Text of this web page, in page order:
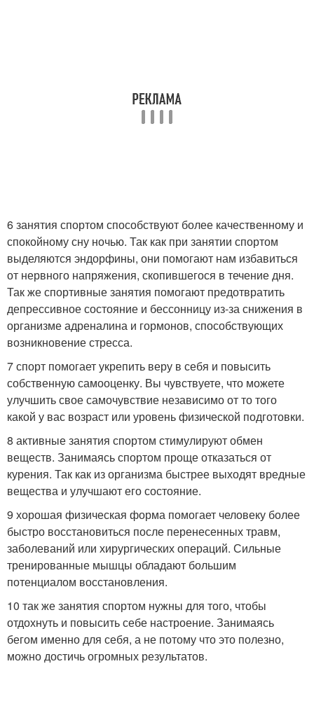
6 занятия спортом способствуют более качественному и
спокойному сну ночью. Так как при занятии спортом
выделяются эндорфины, они помогают нам избавиться
от нервного напряжения, скопившегося в течение дня.
Так же спортивные занятия помогают предотвратить
депрессивное состояние и бессонницу из-за снижения в
организме адреналина и гормонов, способствующих
возникновение стресса.
7 спорт помогает укрепить веру в себя и повысить
собственную самооценку. Вы чувствуете, что можете
улучшить свое самочувствие независимо от то того
какой у вас возраст или уровень физической подготовки.
8 активные занятия спортом стимулируют обмен
веществ. Занимаясь спортом проще отказаться от
курения. Так как из организма быстрее выходят вредные
вещества и улучшают его состояние.
9 хорошая физическая форма помогает человеку более
быстро восстановиться после перенесенных травм,
заболеваний или хирургических операций. Сильные
тренированные мышцы обладают большим
потенциалом восстановления.
10 так же занятия спортом нужны для того, чтобы
отдохнуть и повысить себе настроение. Занимаясь
бегом именно для себя, а не потому что это полезно,
можно достичь огромных результатов.